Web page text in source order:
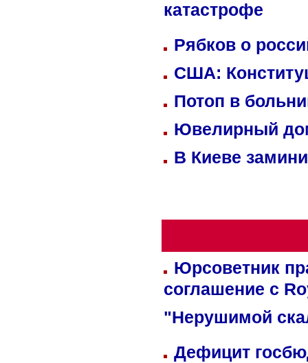
катастрофе
Рябков о
США:
Потоп в
Ювелирный
В Киеве
Юрсоветник
соглашение с
"Нерушимой
Дефицит